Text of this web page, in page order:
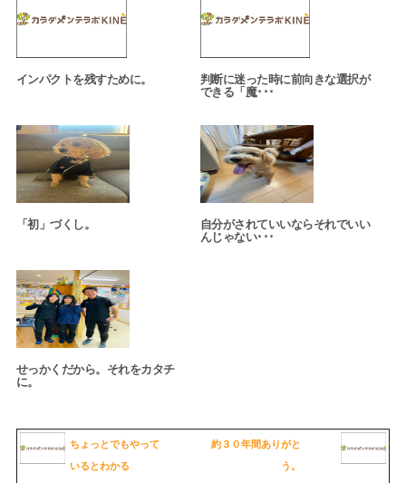
インパクトを残すために。
判断に迷った時に前向きな選択が
できる「魔･･･
「初」づくし。
自分がされていいならそれでいい
んじゃない･･･
せっかくだから。それをカタチ
に。
ちょっとでもやって
いるとわかる
約３０年間ありがと
う。